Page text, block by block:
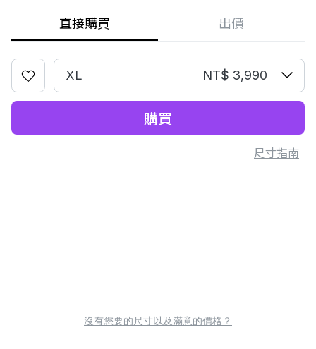
直接購買 出價
XL NT$ 3,990
購買
尺寸指南
沒有您要的尺寸以及滿意的價格？